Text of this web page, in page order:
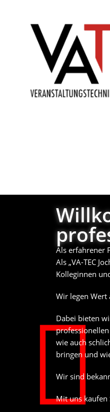
Als erfahrener
Als „VA-TEC
Kolleginnen
Wir legen Wert
Dabei bieten
wie auch
bringen und
Wir sind
Mit uns kaufen